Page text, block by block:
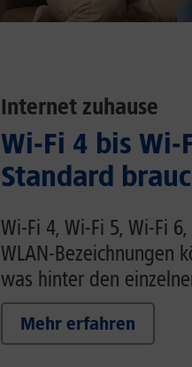
Internet zuhause
Wi-Fi 4 bis Wi-
Standard
Wi-Fi 4, Wi-Fi 5, Wi-Fi
WLAN-Bezeichnungen
was hinter den
Mehr erfahren